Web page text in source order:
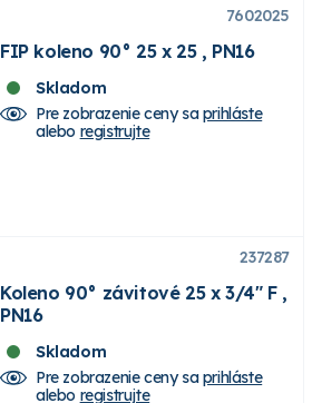
7602025
FIP koleno 90° 25 x 25 , PN16
Skladom
Pre zobrazenie ceny saprihláste
alebo registrujte
237287
Koleno 90° závitové 25 x 3/4" F ,
PN16
Skladom
Pre zobrazenie ceny saprihláste
alebo registrujte